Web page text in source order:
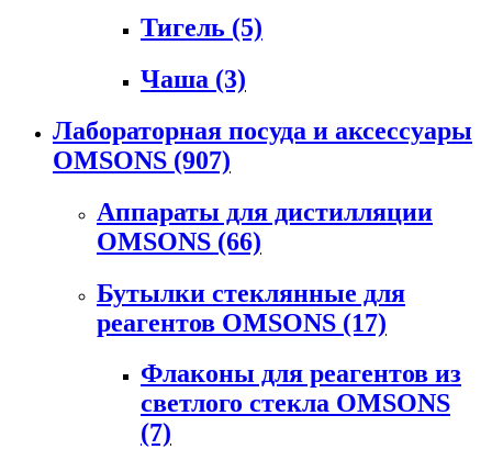
Тигель (5)
Чаша (3)
Лабораторная посуда и аксессуары
OMSONS (907)
Аппараты для дистилляции
OMSONS (66)
Бутылки стеклянные для
реагентов OMSONS (17)
Флаконы для реагентов из
светлого стекла OMSONS
(7)